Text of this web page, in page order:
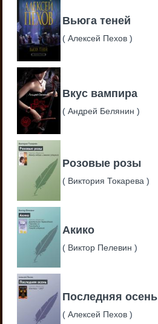
Вьюга теней
(Алексей Пехов)
Вкус вампира
(Андрей Белянин)
Розовые розы
( Виктория Токарева)
Акико
( Виктор Пелевин)
Последняя осень
(Алексей Пехов)